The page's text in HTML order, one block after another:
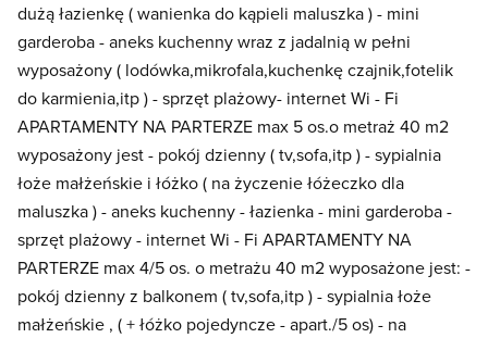
dużą łazienkę ( wanienka do kąpieli maluszka ) - mini
garderoba - aneks kuchenny wraz z jadalnią w pełni
wyposażony ( lodówka,mikrofala,kuchenkę czajnik,fotelik
do karmienia,itp ) - sprzęt plażowy- internet Wi - Fi
APARTAMENTY NA PARTERZE max 5 os.o metraż 40 m2
wyposażony jest - pokój dzienny ( tv,sofa,itp ) - sypialnia
łoże małżeńskie i łóżko ( na życzenie łóżeczko dla
maluszka ) - aneks kuchenny - łazienka - mini garderoba -
sprzęt plażowy - internet Wi - Fi APARTAMENTY NA
PARTERZE max 4/5 os. o metrażu 40 m2 wyposażone jest: -
pokój dzienny z balkonem ( tv,sofa,itp ) - sypialnia łoże
małżeńskie , ( + łóżko pojedyncze - apart./5 os) - na